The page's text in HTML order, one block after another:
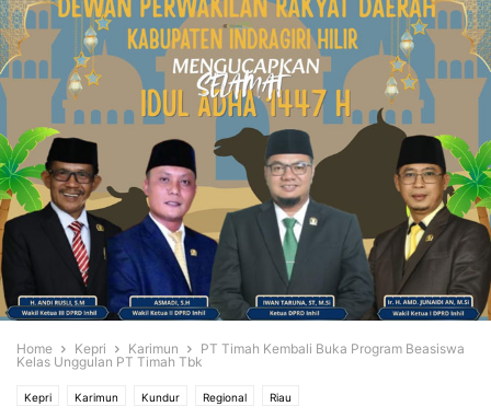
Home Kepri Karimun
PT Timah Kembali Buka Program Beasiswa
Kelas Unggulan PT Timah Tbk
Kepri Karimun Kundur Regional Riau